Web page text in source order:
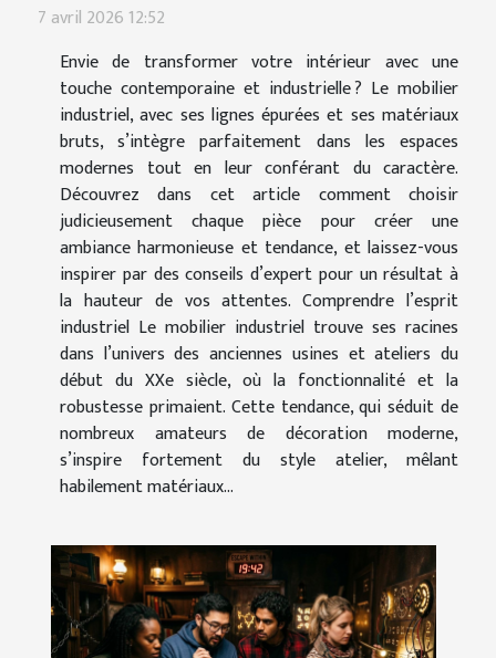
7 avril 2026 12:52
Envie de transformer votre intérieur avec une
touche contemporaine et industrielle ? Le mobilier
industriel, avec ses lignes épurées et ses matériaux
bruts, s’intègre parfaitement dans les espaces
modernes tout en leur conférant du caractère.
Découvrez dans cet article comment choisir
judicieusement chaque pièce pour créer une
ambiance harmonieuse et tendance, et laissez-vous
inspirer par des conseils d’expert pour un résultat à
la hauteur de vos attentes. Comprendre l’esprit
industriel Le mobilier industriel trouve ses racines
dans l’univers des anciennes usines et ateliers du
début du XXe siècle, où la fonctionnalité et la
robustesse primaient. Cette tendance, qui séduit de
nombreux amateurs de décoration moderne,
s’inspire fortement du style atelier, mêlant
habilement matériaux...